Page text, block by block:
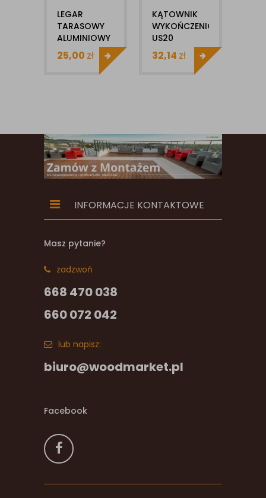
LEGAR
TARASOWY
ALUMINIOWY
GARDIN
20X40X4000MM
25,00 zł
KĄTOWNIK
WYKOŃCZENIOWY
US20
ULTRASHIELD
1MB
32,14 zł
INFORMACJE KONTAKTOWE
Masz pytanie?
zadzwoń
668 470 038
660 072 042
lub napisz:
biuro@woodmarket.pl
Facebook